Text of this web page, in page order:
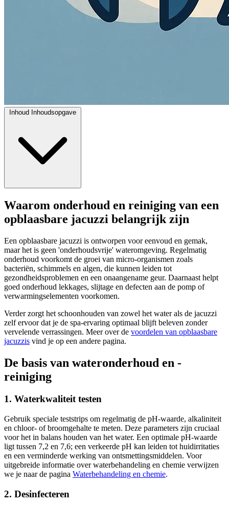
Inhoud Inhoudsopgave
Waarom onderhoud en reiniging van een
opblaasbare jacuzzi belangrijk zijn
Een opblaasbare jacuzzi is ontworpen voor eenvoud en gemak,
maar het is geen 'onderhoudsvrije' wateromgeving. Regelmatig
onderhoud voorkomt de groei van micro-organismen zoals
bacteriën, schimmels en algen, die kunnen leiden tot
gezondheidsproblemen en een onaangename geur. Daarnaast helpt
goed onderhoud lekkages, slijtage en defecten aan de pomp of
verwarmingselementen voorkomen.
Verder zorgt het schoonhouden van zowel het water als de jacuzzi
zelf ervoor dat je de spa-ervaring optimaal blijft beleven zonder
vervelende verrassingen. Meer over de voordelen van opblaasbare
jacuzzis vind je op een andere pagina.
De basis van wateronderhoud en -
reiniging
1. Waterkwaliteit testen
Gebruik speciale teststrips om regelmatig de pH-waarde, alkaliniteit
en chloor- of broomgehalte te meten. Deze parameters zijn cruciaal
voor het in balans houden van het water. Een optimale pH-waarde
ligt tussen 7,2 en 7,6; een verkeerde pH kan leiden tot huidirritaties
en een verminderde werking van ontsmettingsmiddelen. Voor
uitgebreide informatie over waterbehandeling en chemie verwijzen
we je naar de pagina Waterbehandeling en chemie.
2. Desinfecteren